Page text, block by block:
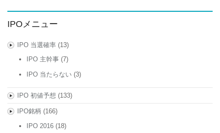
IPOメニュー
IPO 当選確率(13)
IPO 主幹事 (7)
IPO 当たらない (3)
IPO 初値予想 (133)
IPO銘柄 (166)
IPO 2016 (18)